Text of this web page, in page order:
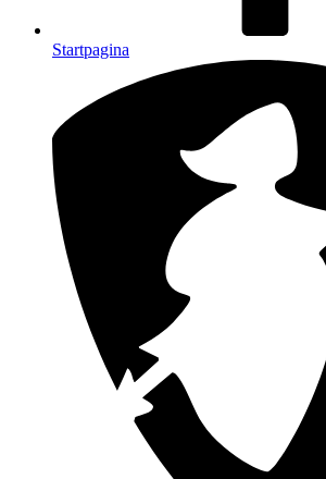
Startpagina